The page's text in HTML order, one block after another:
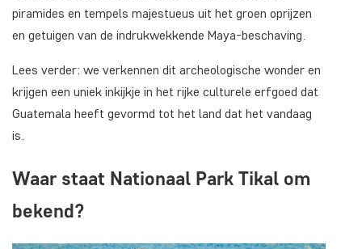
piramides en tempels majestueus uit het groen oprijzen
en getuigen van de indrukwekkende Maya-beschaving.
Lees verder: we verkennen dit archeologische wonder en
krijgen een uniek inkijkje in het rijke culturele erfgoed dat
Guatemala heeft gevormd tot het land dat het vandaag
is.
Waar staat Nationaal Park Tikal om
bekend?